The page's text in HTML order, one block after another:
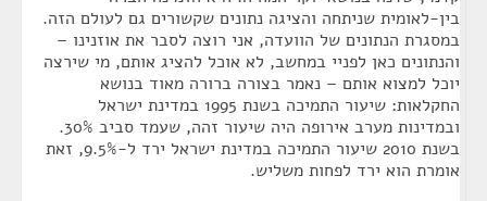
בין-לאומית שניתחה והציגה נתונים שקשורים גם לעולם הזה.
במסגרת הנתונים של הוועדה, אני רוצה לסבר את אוזנינו –
והנתונים כאן לפניי במחשב, לא אוכל להציג אותם, מי שירצה
יוכל למצוא אותם – נאמר בצורה ברורה מאוד בנושא
החקלאות: שיעור התמיכה בשנת 1995 במדינת ישראל
ובמדינות מערב אירופה היה שיעור זהה, שעמד סביב 30%.
בשנת 2010 שיעור התמיכה במדינת ישראל ירד ל-9.5%, זאת
אומרת הוא ירד לפחות משליש.